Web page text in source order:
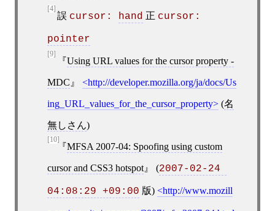
[4]
誤 cursor: hand 正
pointer
[9]
Using URL values for the cursor property -
MDC http://developer.mozilla.org/ja/docs/Us
ing_URL_values_for_the_cursor_property (名
無しさん)
[10]
MFSA 2007-04: Spoofing using custom
cursor and CSS3 hotspot (2007-02-24
04:08:29 +09:00 版) http://www.mozill